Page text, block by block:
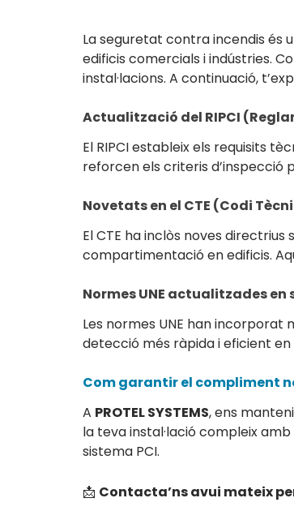
La seguretat contra incendis és
edificis comercials i indústries.
instal·lacions. A continuació,
Actualització del RIPCI
El RIPCI estableix els requisits
reforcen els criteris d’inspecció
Novetats en el CTE (Codi
El CTE ha inclòs noves
compartimentació en edificis.
Normes UNE actualitzades
Les normes UNE han
detecció més ràpida i eficient
Com garantir el compliment
A PROTEL SYSTEMS, ens
la teva instal·lació compleix
sistema PCI.
📩 Contacta’ns avui mateix